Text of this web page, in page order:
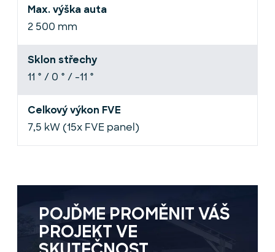
Max. výška auta
2 500 mm
Sklon střechy
11 ° / 0 ° / -11 °
Celkový výkon FVE
7,5 kW (15x FVE panel)
POJĎME PROMĚNIT VÁŠ
PROJEKT VE